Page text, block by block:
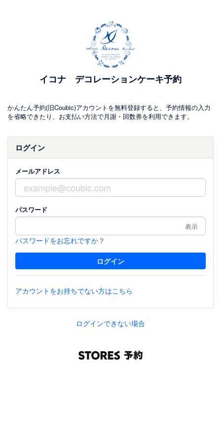
イコナ デコレーションケーキ予約
かんたん予約(旧Coubic)アカウントを無料登録すると、予約情報の入力
を省略できたり、お支払い方法で月謝・回数券を利用できます。
ログイン
メールアドレス
パスワード
表示
パスワードをお忘れですか？
アカウントをお持ちでない方はこちら
ログインできない場合